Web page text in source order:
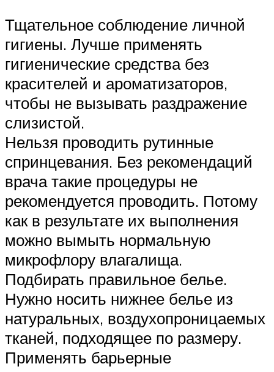
Тщательное соблюдение личной
гигиены. Лучше применять
гигиенические средства без
красителей и ароматизаторов,
чтобы не вызывать раздражение
слизистой.
Нельзя проводить рутинные
спринцевания. Без рекомендаций
врача такие процедуры не
рекомендуется проводить. Потому
как в результате их выполнения
можно вымыть нормальную
микрофлору влагалища.
Подбирать правильное белье.
Нужно носить нижнее белье из
натуральных, воздухопроницаемых
тканей, подходящее по размеру.
Применять барьерные